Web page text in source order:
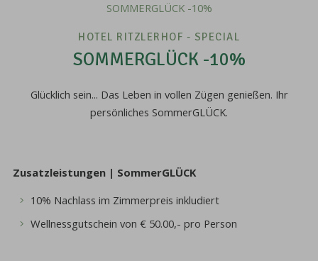
SOMMERGLÜCK -10%
HOTEL RITZLERHOF - SPECIAL
SOMMERGLÜCK -10%
Glücklich sein... Das Leben in vollen Zügen genießen. Ihr
persönliches SommerGLÜCK.
Zusatzleistungen | SommerGLÜCK
10% Nachlass im Zimmerpreis inkludiert
Wellnessgutschein von € 50.00,- pro Person